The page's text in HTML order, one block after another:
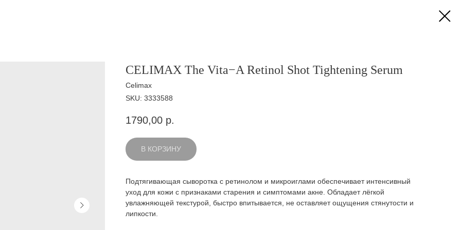
CELIMAX The Vita−A Retinol Shot Tightening Serum
Celimax
SKU: 3333588
1790,00 р.
В КОРЗИНУ
Подтягивающая сыворотка с ретинолом и микроиглами обеспечивает интенсивный
уход для кожи с признаками старения и симптомами акне. Обладает лёгкой
увлажняющей текстурой, быстро впитывается, не оставляет ощущения стянутости и
липкости.